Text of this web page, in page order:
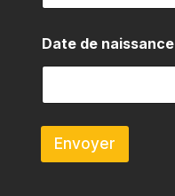
a
i
l
Date de naissance
Envoyer